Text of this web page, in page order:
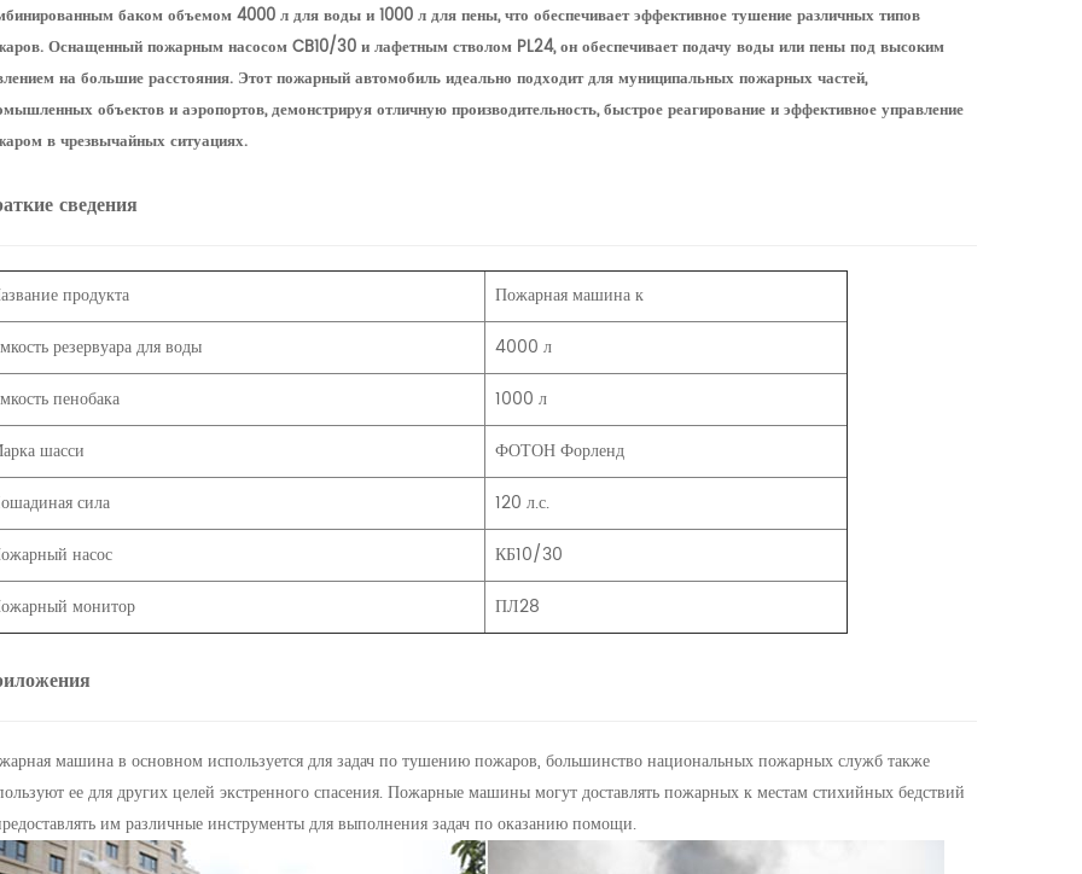
баком объемом 4000 л для воды и 1000 л для пены, что обеспечивает эффективное тушение различных типов
Оснащенный пожарным насосом CB10/30 и лафетным стволом PL24, он обеспечивает подачу воды или пены под высоким
на большие расстояния. Этот пожарный автомобиль идеально подходит для муниципальных пожарных частей,
объектов и аэропортов, демонстрируя отличную производительность, быстрое реагирование и эффективное управление
в чрезвычайных ситуациях.
сведения
продукта Пожарная машинак
резервуара для воды
4000 л
пенобака
1000 л
шасси
ФОТОН Форленд
сила
120 л.с.
насос
КБ10/30
монитор
ПЛ28
машина в основном используется для задач по тушению пожаров, большинство национальных пожарных служб также
ее для других целей экстренного спасения. Пожарные машины могут доставлять пожарных к местам стихийных бедствий
им различные инструменты для выполнения задач по оказанию помощи.